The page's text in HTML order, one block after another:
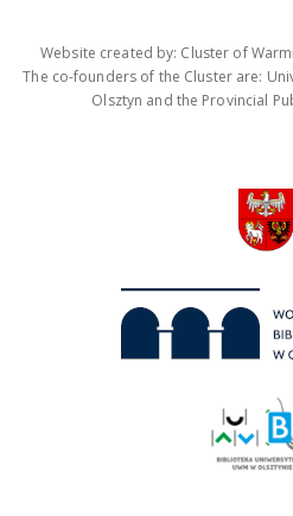
Website created by: Cluster of
The co-founders of the Cluster are:
Olsztyn and the Provincial